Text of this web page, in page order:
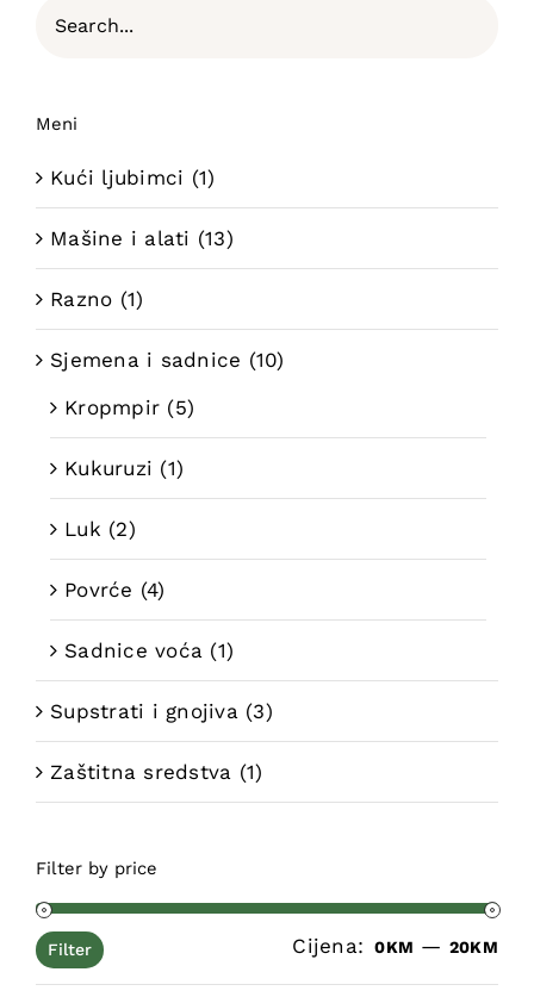
Meni
Kući ljubimci (1)
Mašine i alati (13)
Razno (1)
Sjemena i sadnice (10)
Kropmpir (5)
Kukuruzi (1)
Luk (2)
Povrće (4)
Sadnice voća (1)
Supstrati i gnojiva (3)
Zaštitna sredstva (1)
Filter by price
Filter Cijena: 0KM — 20KM